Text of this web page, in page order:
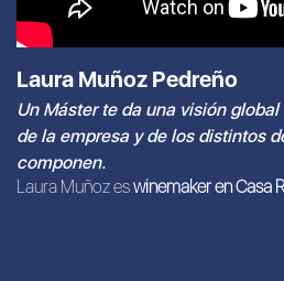
Laura Muñoz Pedreño
Un Máster te da una visión
de la empresa y de los distintos
componen.
Laura Muñoz eswinemaker en Casa